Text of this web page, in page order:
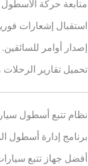
متابعة حركة
استقبال إشعارات
إصدار أوامر للسائقين.
تحميل تقارير
نظام تتبع أسطول
برنامج إدارة أسطول
أفضل جهاز تتبع